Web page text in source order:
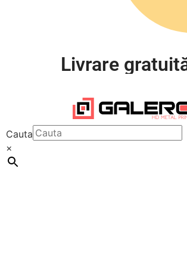
Livrare
Cauta
×